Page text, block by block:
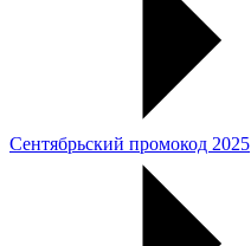
Сентябрьский промокод 2025